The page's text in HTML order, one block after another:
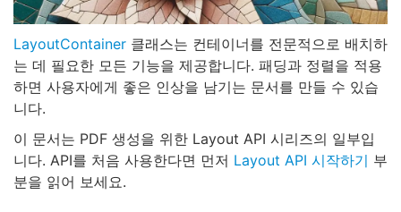
LayoutContainer 클래스는 컨테이너를 전문적으로 배치하
는 데 필요한 모든 기능을 제공합니다. 패딩과 정렬을 적용
하면 사용자에게 좋은 인상을 남기는 문서를 만들 수 있습
니다.
이 문서는 PDF 생성을 위한 Layout API 시리즈의 일부입
니다. API를 처음 사용한다면 먼저 Layout API 시작하기 부
분을 읽어 보세요.